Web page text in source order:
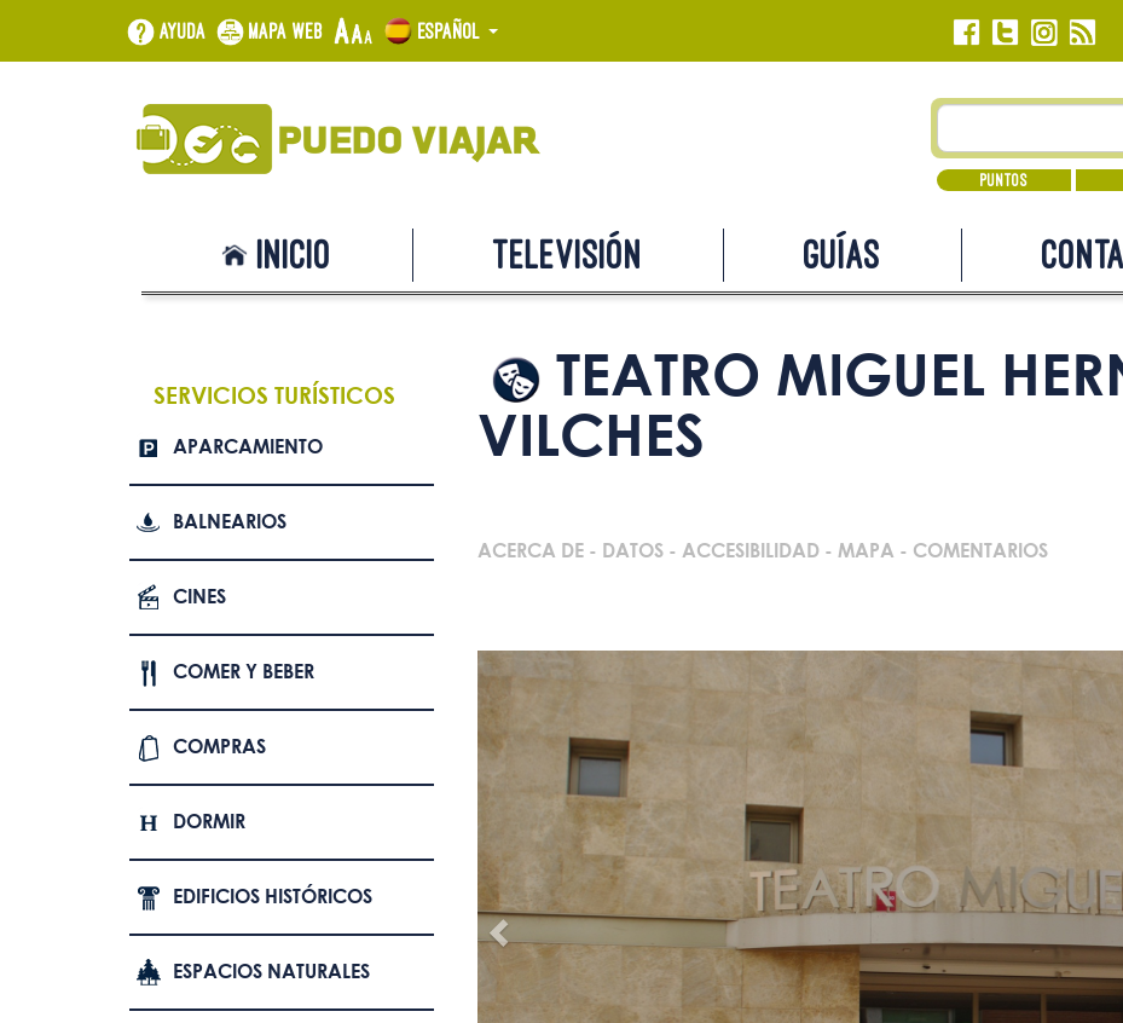
Ayuda Mapa web Español
Puntos
Inicio Televisión Guías
SERVICIOS TURÍSTICOS
APARCAMIENTO
BALNEARIOS
CINES
COMER Y BEBER
COMPRAS
DORMIR
EDIFICIOS HISTÓRICOS
ESPACIOS NATURALES
TEATRO MIGUEL
VILCHES
ACERCA DE- DATOS- ACCESIBILIDAD- MAPA - COMENTARIOS